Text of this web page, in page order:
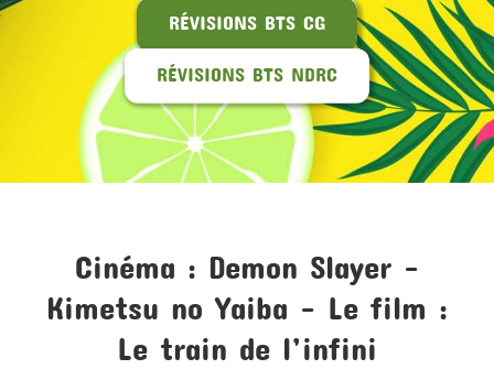
RÉVISIONS BTS CG
RÉVISIONS BTS NDRC
Cinéma : Demon Slayer –
Kimetsu no Yaiba – Le film :
Le train de l’infini